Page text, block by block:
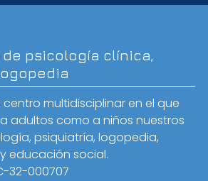
psicología clínica,
centro multidisciplinar en el que
adultos como a niños nuestros
psiquiatría, logopedia,
educación social.
32-000707